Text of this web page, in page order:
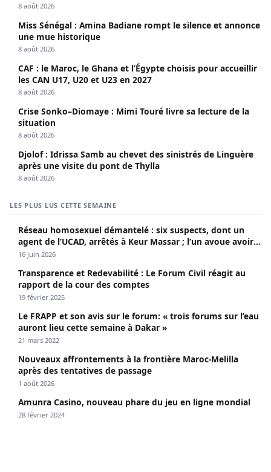
8 août 2026
Miss Sénégal : Amina Badiane rompt le silence et annonce
une mue historique
8 août 2026
CAF : le Maroc, le Ghana et l’Égypte choisis pour accueillir
les CAN U17, U20 et U23 en 2027
8 août 2026
Crise Sonko–Diomaye : Mimi Touré livre sa lecture de la
situation
8 août 2026
Djolof : Idrissa Samb au chevet des sinistrés de Linguère
après une visite du pont de Thylla
8 août 2026
LES PLUS LUS CETTE SEMAINE
Réseau homosexuel démantelé : six suspects, dont un
agent de l’UCAD, arrêtés à Keur Massar ; l’un avoue avoir
propagé le VIH depuis 2018
16 juin 2026
Transparence et Redevabilité : Le Forum Civil réagit au
rapport de la cour des comptes
19 février 2025
Le FRAPP et son avis sur le forum: « trois forums sur l’eau
auront lieu cette semaine à Dakar »
21 mars 2022
Nouveaux affrontements à la frontière Maroc-Melilla
après des tentatives de passage
1 août 2026
Amunra Casino, nouveau phare du jeu en ligne mondial
28 février 2024